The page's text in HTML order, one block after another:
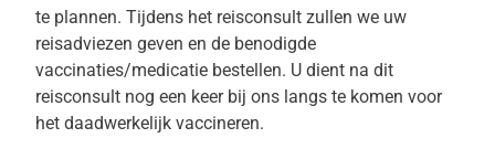
te plannen. Tijdens het reisconsult zullen we uw
reisadviezen geven en de benodigde
vaccinaties/medicatie bestellen. U dient na dit
reisconsult nog een keer bij ons langs te komen voor
het daadwerkelijk vaccineren.